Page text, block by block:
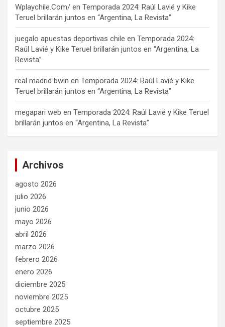
Wplaychile.Com/ en Temporada 2024: Raúl Lavié y Kike
Teruel brillarán juntos en “Argentina, La Revista”
juegalo apuestas deportivas chile en Temporada 2024:
Raúl Lavié y Kike Teruel brillarán juntos en “Argentina, La
Revista”
real madrid bwin en Temporada 2024: Raúl Lavié y Kike
Teruel brillarán juntos en “Argentina, La Revista”
megapari web en Temporada 2024: Raúl Lavié y Kike Teruel
brillarán juntos en “Argentina, La Revista”
Archivos
agosto 2026
julio 2026
junio 2026
mayo 2026
abril 2026
marzo 2026
febrero 2026
enero 2026
diciembre 2025
noviembre 2025
octubre 2025
septiembre 2025